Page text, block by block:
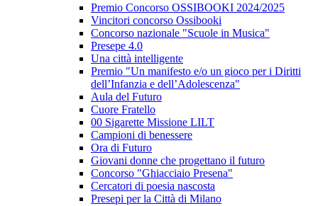
Premio Concorso OSSIBOOKI 2024/2025
Vincitori concorso Ossibooki
Concorso nazionale "Scuole in Musica"
Presepe 4.0
Una città intelligente
Premio "Un manifesto e/o un gioco per i Diritti
dell’Infanzia e dell’Adolescenza"
Aula del Futuro
Cuore Fratello
00 Sigarette Missione LILT
Campioni di benessere
Ora di Futuro
Giovani donne che progettano il futuro
Concorso "Ghiacciaio Presena"
Cercatori di poesia nascosta
Presepi per la Città di Milano